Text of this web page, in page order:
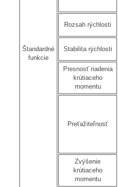
Štandardné
funkcie
Rozsah rýchlosti
Stabilita rýchlosti
Presnosť riadenia
krútiaceho
momentu
Preťažiteľnosť
Zvýšenie
krútiaceho
momentu